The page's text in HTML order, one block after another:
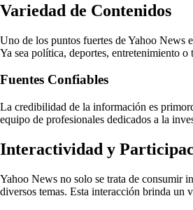
Variedad de Contenidos
Uno de los puntos fuertes de Yahoo News
Ya sea política, deportes, entretenimiento
Fuentes Confiables
La credibilidad de la información es
equipo de profesionales dedicados a la
Interactividad y
Yahoo News no solo se trata de consumir
diversos temas. Esta interacción brinda un